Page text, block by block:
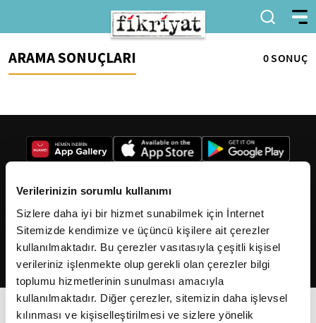
Verilerinizin sorumlu kullanımı
Sizlere daha iyi bir hizmet sunabilmek için İnternet
Sitemizde kendimize ve üçüncü kişilere ait çerezler
kullanılmaktadır. Bu çerezler vasıtasıyla çeşitli kişisel
verileriniz işlenmekte olup gerekli olan çerezler bilgi
toplumu hizmetlerinin sunulması amacıyla
kullanılmaktadır. Diğer çerezler, sitemizin daha işlevsel
kılınması ve kişiselleştirilmesi ve sizlere yönelik
ARAMA SONUÇLARI 0 SONUÇ
2026Fikriyat. Tüm hakları saklıdır.